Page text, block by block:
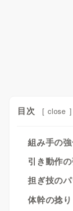
目次 [ close ]
組み手の
引き動作
担ぎ技の
体幹の捻